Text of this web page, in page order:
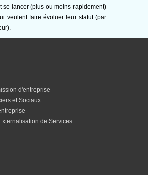
se lancer (plus ou moins rapidement)
veulent faire évoluer leur statut (par
d'entreprise
et Sociaux
de Services